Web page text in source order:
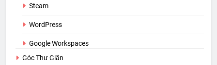
Steam
WordPress
Google Workspaces
Góc Thư Giãn